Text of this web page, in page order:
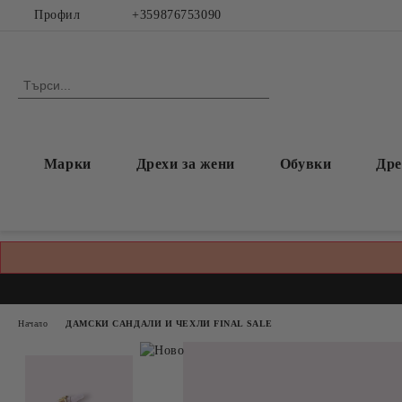
Профил +359876753090
Марки Дрехи за жени Обувки
Начало ДАМСКИ САНДАЛИ И ЧЕХЛИ FINAL SALE